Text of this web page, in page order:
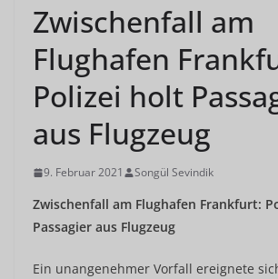
Zwischenfall am
Flughafen
Polizei holt
aus Flugzeug
9. Februar 2021 Songül Sevindik
Zwischenfall am Flughafen Frankfurt:
Passagier aus Flugzeug
Ein unangenehmer Vorfall ereignete